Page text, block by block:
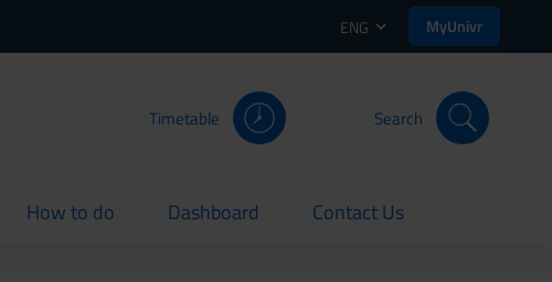
ENG MyUnivr
Timetable Search
How to do
current Dashboard
current Contact Us
current